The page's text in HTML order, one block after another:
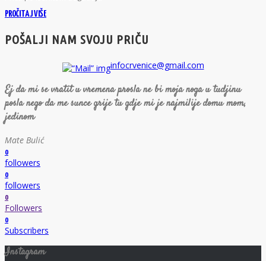
PROČITAJ VIŠE
POŠALJI NAM SVOJU PRIČU
infocrvenice@gmail.com
Ej da mi se vratit u vremena prosla ne bi moja noga u tudjinu
posla nego da me sunce grije tu gdje mi je najmilije domu mom,
jedinom
Mate Bulić
0
followers
0
followers
0
Followers
0
Subscribers
Instagram